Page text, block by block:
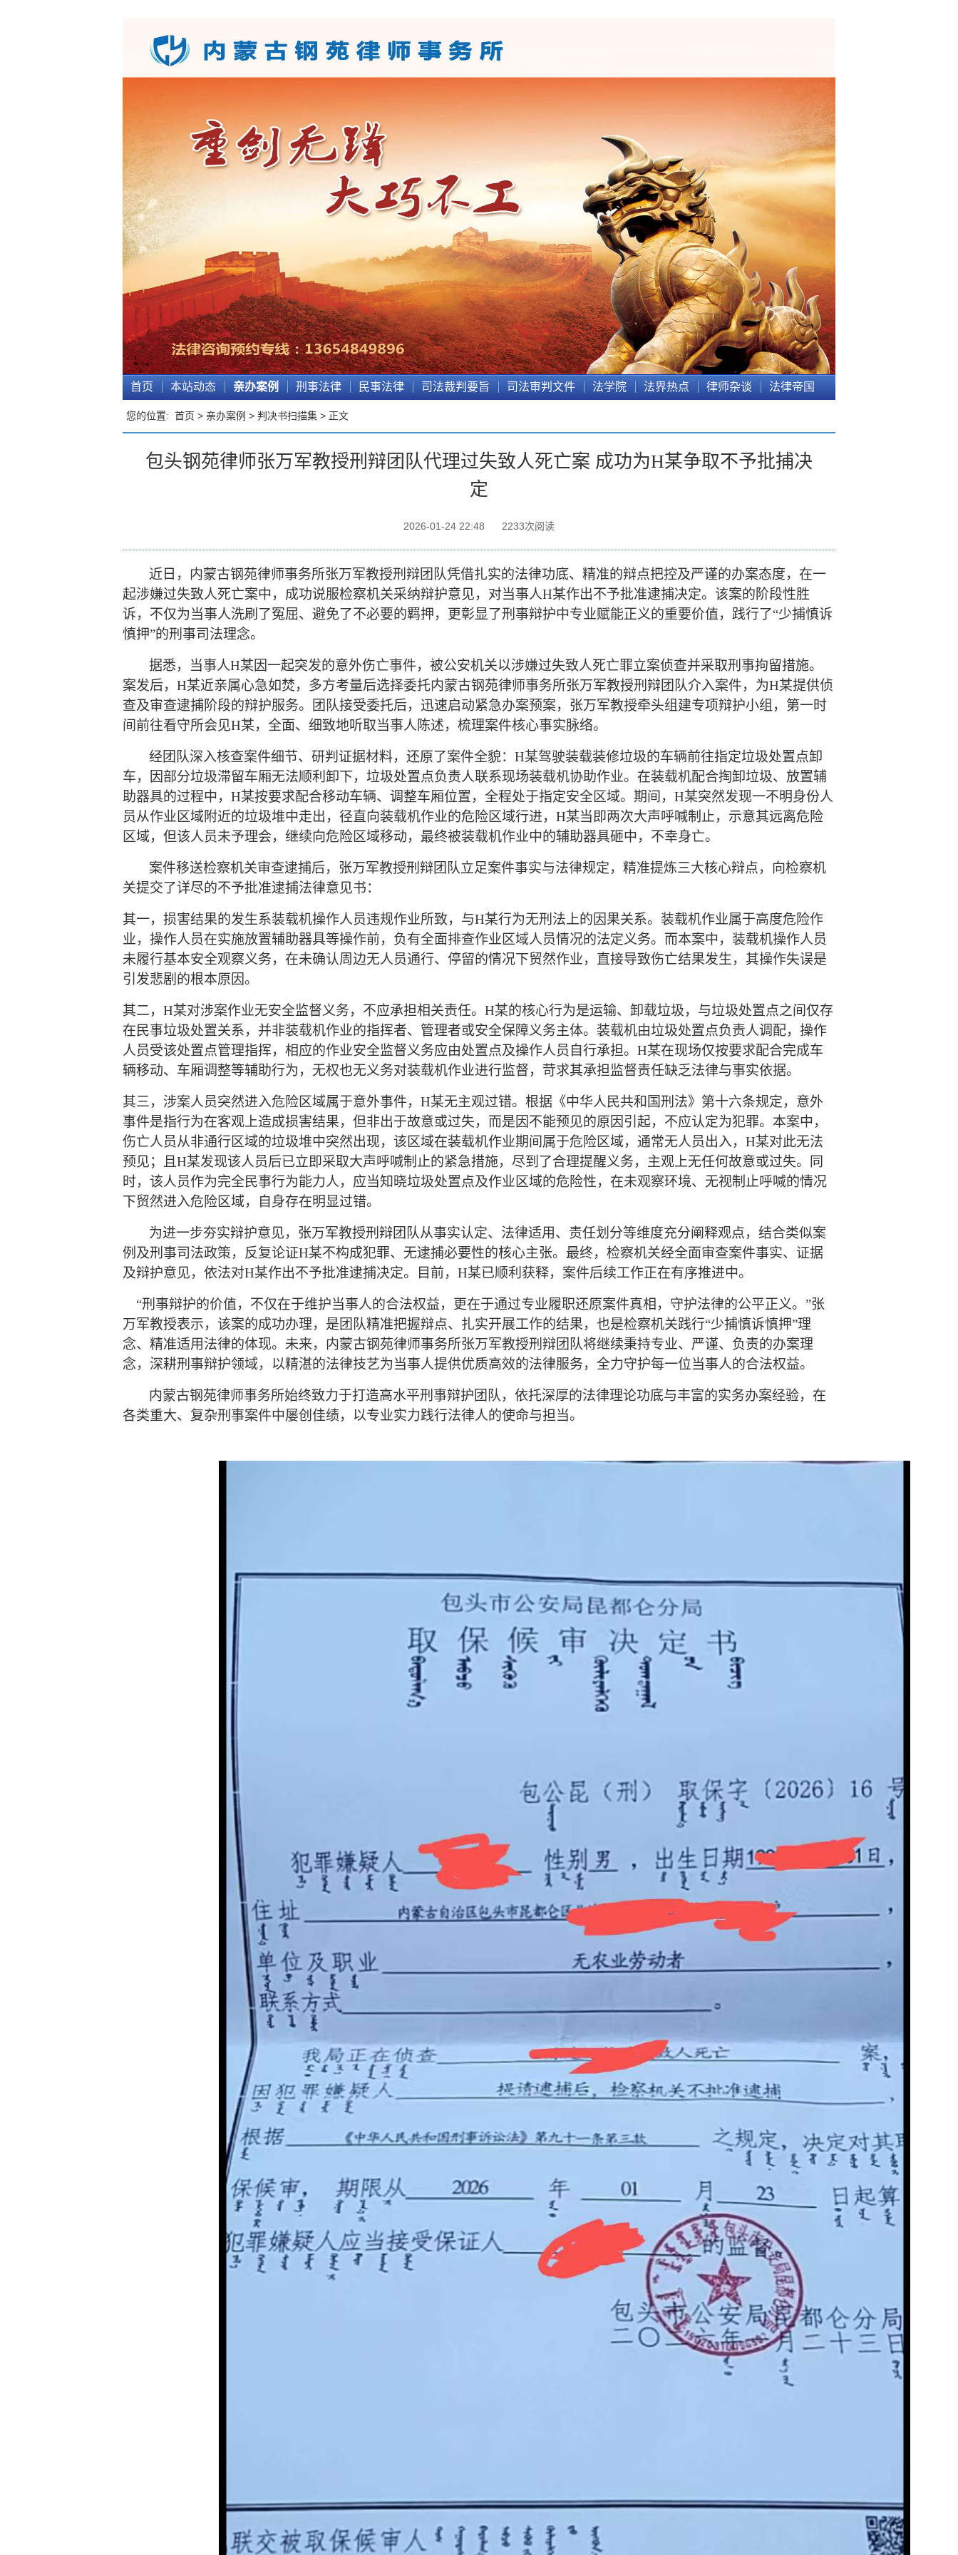
首页 本站动态 亲办案例 刑事法律 民事法律 司法裁判要旨 司法审判文件 法学院 法界热点 律师杂谈 法律帝国
您的位置: 首页 > 亲办案例 > 判决书扫描集 > 正文
包头钢苑律师张万军教授刑辩团队代理过失致人死亡案 成功为H某争取不予批捕决
定
2026-01-24 22:48 2233次阅读
近日，内蒙古钢苑律师事务所张万军教授刑辩团队凭借扎实的法律功底、精准的辩点把控及严谨的办案态度，在一
起涉嫌过失致人死亡案中，成功说服检察机关采纳辩护意见，对当事人H某作出不予批准逮捕决定。该案的阶段性胜
诉，不仅为当事人洗刷了冤屈、避免了不必要的羁押，更彰显了刑事辩护中专业赋能正义的重要价值，践行了“少捕慎诉
慎押”的刑事司法理念。
据悉，当事人H某因一起突发的意外伤亡事件，被公安机关以涉嫌过失致人死亡罪立案侦查并采取刑事拘留措施。
案发后，H某近亲属心急如焚，多方考量后选择委托内蒙古钢苑律师事务所张万军教授刑辩团队介入案件，为H某提供侦
查及审查逮捕阶段的辩护服务。团队接受委托后，迅速启动紧急办案预案，张万军教授牵头组建专项辩护小组，第一时
间前往看守所会见H某，全面、细致地听取当事人陈述，梳理案件核心事实脉络。
经团队深入核查案件细节、研判证据材料，还原了案件全貌： H某驾驶装载装修垃圾的车辆前往指定垃圾处置点卸
车，因部分垃圾滞留车厢无法顺利卸下，垃圾处置点负责人联系现场装载机协助作业。在装载机配合掏卸垃圾、放置辅
助器具的过程中，H某按要求配合移动车辆、调整车厢位置，全程处于指定安全区域。期间，H某突然发现一不明身份人
员从作业区域附近的垃圾堆中走出，径直向装载机作业的危险区域行进，H某当即两次大声呼喊制止，示意其远离危险
区域，但该人员未予理会，继续向危险区域移动，最终被装载机作业中的辅助器具砸中，不幸身亡。
案件移送检察机关审查逮捕后，张万军教授刑辩团队立足案件事实与法律规定，精准提炼三大核心辩点，向检察机
关提交了详尽的不予批准逮捕法律意见书：
其一，损害结果的发生系装载机操作人员违规作业所致，与H某行为无刑法上的因果关系。装载机作业属于高度危险作
业，操作人员在实施放置辅助器具等操作前，负有全面排查作业区域人员情况的法定义务。而本案中，装载机操作人员
未履行基本安全观察义务，在未确认周边无人员通行、停留的情况下贸然作业，直接导致伤亡结果发生，其操作失误是
引发悲剧的根本原因。
其二， H某对涉案作业无安全监督义务，不应承担相关责任。H某的核心行为是运输、卸载垃圾，与垃圾处置点之间仅存
在民事垃圾处置关系，并非装载机作业的指挥者、管理者或安全保障义务主体。装载机由垃圾处置点负责人调配，操作
人员受该处置点管理指挥，相应的作业安全监督义务应由处置点及操作人员自行承担。H某在现场仅按要求配合完成车
辆移动、车厢调整等辅助行为，无权也无义务对装载机作业进行监督，苛求其承担监督责任缺乏法律与事实依据。
其三，涉案人员突然进入危险区域属于意外事件， H某无主观过错。根据《中华人民共和国刑法》第十六条规定，意外
事件是指行为在客观上造成损害结果，但非出于故意或过失，而是因不能预见的原因引起，不应认定为犯罪。本案中，
伤亡人员从非通行区域的垃圾堆中突然出现，该区域在装载机作业期间属于危险区域，通常无人员出入，H某对此无法
预见；且H某发现该人员后已立即采取大声呼喊制止的紧急措施，尽到了合理提醒义务，主观上无任何故意或过失。同
时，该人员作为完全民事行为能力人，应当知晓垃圾处置点及作业区域的危险性，在未观察环境、无视制止呼喊的情况
下贸然进入危险区域，自身存在明显过错。
为进一步夯实辩护意见，张万军教授刑辩团队从事实认定、法律适用、责任划分等维度充分阐释观点，结合类似案
例及刑事司法政策，反复论证H某不构成犯罪、无逮捕必要性的核心主张。最终，检察机关经全面审查案件事实、证据
及辩护意见，依法对H某作出不予批准逮捕决定。目前，H某已顺利获释，案件后续工作正在有序推进中。
“刑事辩护的价值，不仅在于维护当事人的合法权益，更在于通过专业履职还原案件真相，守护法律的公平正义。”张
万军教授表示，该案的成功办理，是团队精准把握辩点、扎实开展工作的结果，也是检察机关践行“少捕慎诉慎押”理
念、精准适用法律的体现。未来，内蒙古钢苑律师事务所张万军教授刑辩团队将继续秉持专业、严谨、负责的办案理
念，深耕刑事辩护领域，以精湛的法律技艺为当事人提供优质高效的法律服务，全力守护每一位当事人的合法权益。
内蒙古钢苑律师事务所始终致力于打造高水平刑事辩护团队，依托深厚的法律理论功底与丰富的实务办案经验，在
各类重大、复杂刑事案件中屡创佳绩，以专业实力践行法律人的使命与担当。